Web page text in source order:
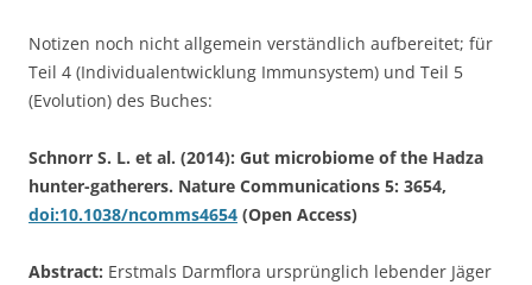
Notizen noch nicht allgemein verständlich aufbereitet; für
Teil 4 (Individualentwicklung Immunsystem) und Teil 5
(Evolution) des Buches:
Schnorr S. L. et al. (2014): Gut microbiome of the Hadza
hunter-gatherers. Nature Communications 5: 3654,
doi:10.1038/ncomms4654 (Open Access)
Abstract: Erstmals Darmflora ursprünglich lebender Jäger